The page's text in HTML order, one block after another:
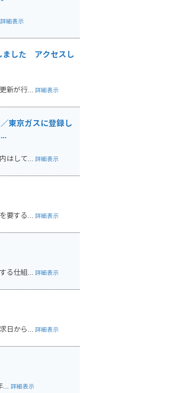
詳細表示
ました アクセスし
新が行... 詳細表示
東京ガスに登録し
はして... 詳細表示
要する... 詳細表示
る仕組... 詳細表示
日から... 詳細表示
... 詳細表示